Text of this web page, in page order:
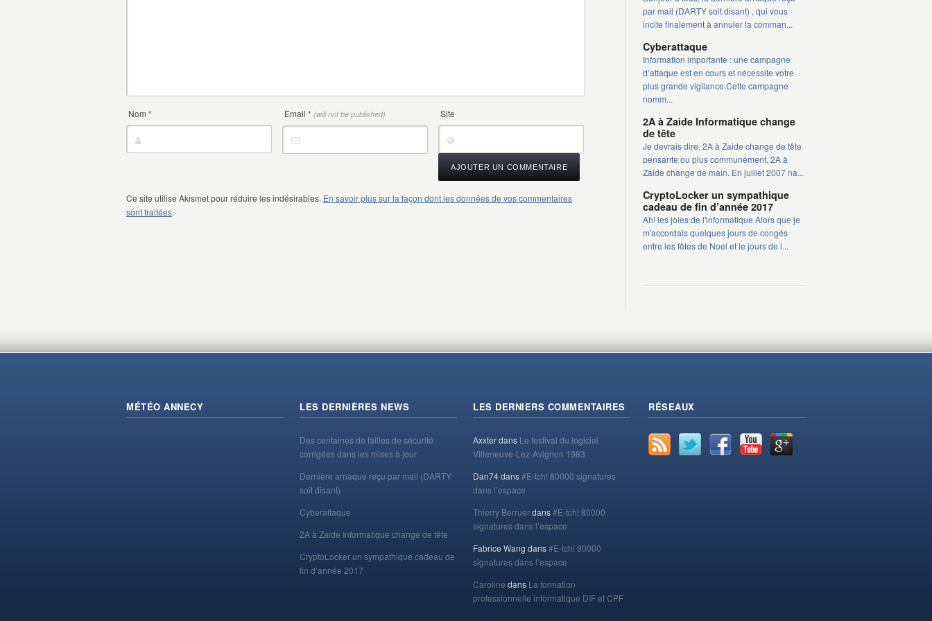
Nom * Email * (will not be published) Site
Ce site utilise Akismet pour réduire les indésirables. En savoir plus sur la façon dont les données de vos commentaires
sont traitées.
par mail (DARTY soit disant) , qui vous
incite finalement à annuler la comman...
Cyberattaque
Information importante : une campagne
d’attaque est en cours et nécessite votre
plus grande vigilance.Cette campagne
nomm...
2A à Zaide Informatique change
de tête
Je devrais dire, 2A à Zaide change de tête
pensante ou plus communément, 2A à
Zaide change de main. En juillet 2007 na...
CryptoLocker un sympathique
cadeau de fin d’année 2017
Ah! les joies de l'informatique Alors que je
m'accordais quelques jours de congés
entre les fêtes de Noel et le jours de l...
MÉTÉO ANNECY LES DERNIÈRES NEWS
Des centaines de failles de sécurité
corrigées dans les mises à jour
Dernière arnaque reçu par mail (DARTY
soit disant)
Cyberattaque
2A à Zaide Informatique change de tête
CryptoLocker un sympathique cadeau de
fin d’année 2017
LES DERNIERS COMMENTAIRES
Axxterdans Le festival du logiciel
Villeneuve-Lez-Avignon 1983
Dan74dans#E-tch! 80000 signatures
dans l’espace
Thierry Berruerdans#E-tch! 80000
signatures dans l’espace
Fabrice Wang dans#E-tch! 80000
signatures dans l’espace
Caroline dans La formation
professionnelle informatique DIF et CPF
RÉSEAUX